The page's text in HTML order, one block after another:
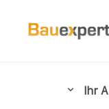
Ihr